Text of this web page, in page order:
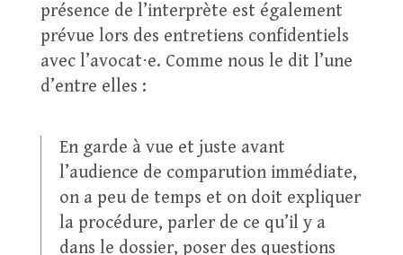
présence de l’interprète est également
prévue lors des entretiens confidentiels
avec l’avocat⋅e. Comme nous le dit l’une
d’entre elles :
En garde à vue et juste avant
l’audience de comparution immédiate,
on a peu de temps et on doit expliquer
la procédure, parler de ce qu’il y a
dans le dossier, poser des questions